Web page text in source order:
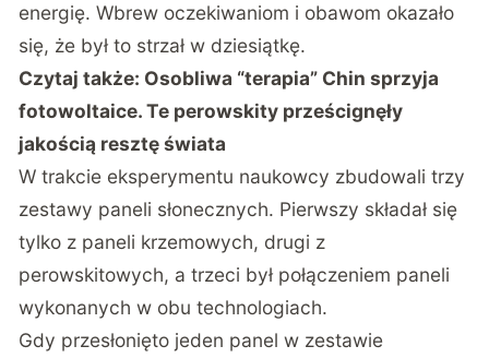
energię. Wbrew oczekiwaniom i obawom okazało
się, że był to strzał w dziesiątkę.
Czytaj także: Osobliwa “terapia” Chin sprzyja
fotowoltaice. Te perowskity prześcignęły
jakością resztę świata
W trakcie eksperymentu naukowcy zbudowali trzy
zestawy paneli słonecznych. Pierwszy składał się
tylko z paneli krzemowych, drugi z
perowskitowych, a trzeci był połączeniem paneli
wykonanych w obu technologiach.
Gdy przesłonięto jeden panel w zestawie